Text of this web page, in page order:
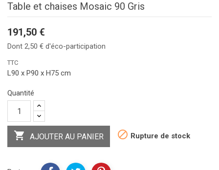
Table et chaises Mosaic 90 Gris
191,50 €
Dont 2,50 € d'éco-participation
TTC
L90 x P90 x H75 cm
Quantité
 AJOUTER AU PANIER  Rupture de stock